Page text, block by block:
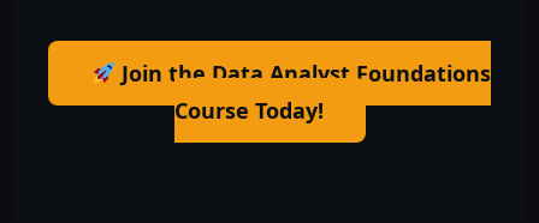
Join the Data Analyst Foundations
Course Today!